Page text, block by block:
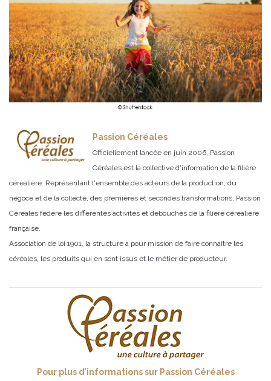
Passion Céréales
Officiellement lancée en juin 2006, Passion
Céréales est la collective d'information de la filière
céréalière. Représentant l'ensemble des acteurs de la production, du
négoce et de la collecte, des premières et secondes transformations, Passion
Céréales fédère les différentes activités et débouchés de la filière céréalière
française.
Association de loi 1901, la structure a pour mission de faire connaître les
céréales, les produits qui en sont issus et le métier de producteur.
Pour plus d’informations sur Passion Céréales